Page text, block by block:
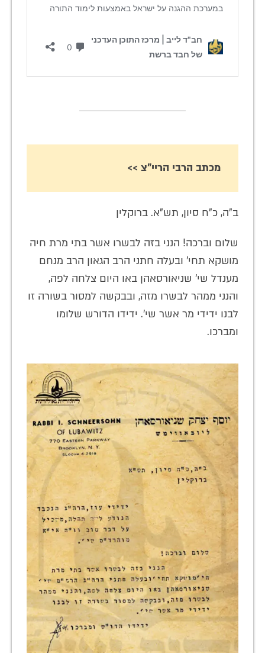
מכתב הרבי הריי"צ >>
ב"ה, כ"ח סיון, תש"א. ברוקלין
שלום וברכה! הנני בזה לבשרו אשר בתי מרת חיה
מושקא תחי' ובעלה חתני הרב הגאון הרב מנחם
מענדל שי' שניאורסאהן באו היום צלחה לפה,
והנני ממהר לבשרו מזה, ובבקשה למסור בשורה זו
לבנו ידידי מר אשר שי'. ידידו הדורש שלומו
ומברכו.